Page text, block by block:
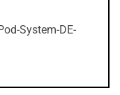
System-DE-